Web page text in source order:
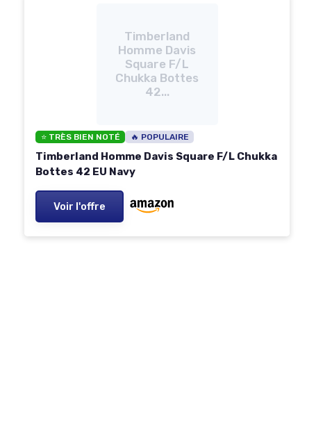
Timberland
Homme Davis
Square F/L
Chukka Bottes
42...
⭐ TRÈS BIEN NOTÉ 🔥 POPULAIRE
Timberland Homme Davis Square F/L Chukka
Bottes 42 EU Navy
Voir l'offre